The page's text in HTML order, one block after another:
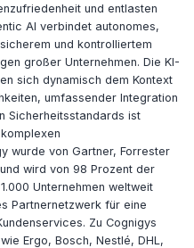
und entlasten
AI verbindet autonomes,
und kontrolliertem
großer Unternehmen. Die KI-
sich dynamisch dem Kontext
umfassender Integration
Sicherheitsstandards ist
wurde von Gartner, Forrester
wird von 98 Prozent der
Unternehmen weltweit
Partnernetzwerk für eine
Zu Cognigys
Ergo, Bosch, Nestlé, DHL,